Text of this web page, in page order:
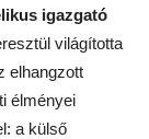
igazgató
világította
elhangzott
élményei
a külső